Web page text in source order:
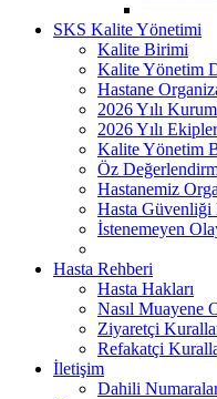
SKS Kalite Yönetimi
Kalite Birimi
Kalite Yönetim
Hastane
2026 Yılı
2026 Yılı
Kalite Yönetim
Öz
Hastanemiz
Hasta Güvenliği
İstenemeyen
Hasta Rehberi
Hasta Hakları
Nasıl Muayene
Ziyaretçi
Refakatçi
İletişim
Dahili